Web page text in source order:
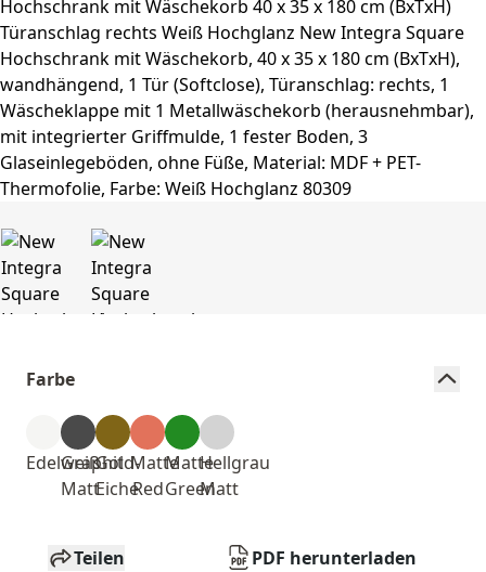
Farbe
Edelweiß
Graphit
Matt
Gold-
Eiche
Matte
Red
Matte
Green
Hellgrau
Matt
Teilen PDF herunterladen